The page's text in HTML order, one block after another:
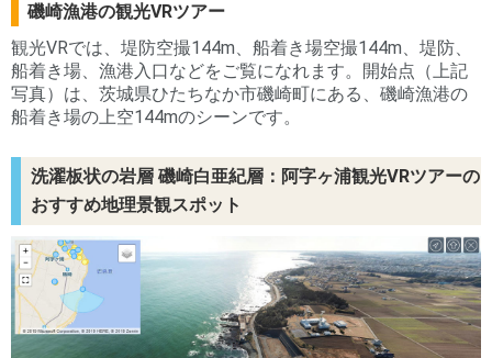
磯崎漁港の観光VRツアー
観光VRでは、堤防空撮144m、船着き場空撮144m、堤防、
船着き場、漁港入口などをご覧になれます。開始点（上記
写真）は、茨城県ひたちなか市磯崎町にある、磯崎漁港の
船着き場の上空144mのシーンです。
洗濯板状の岩層 磯崎白亜紀層：阿字ヶ浦観光VRツアーの
おすすめ地理景観スポット